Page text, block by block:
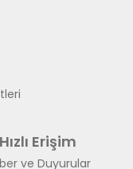
Hızlı Erişim
ve Duyurular